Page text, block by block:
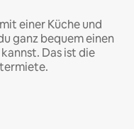
einer Küche und
ganz bequem einen
Das ist die